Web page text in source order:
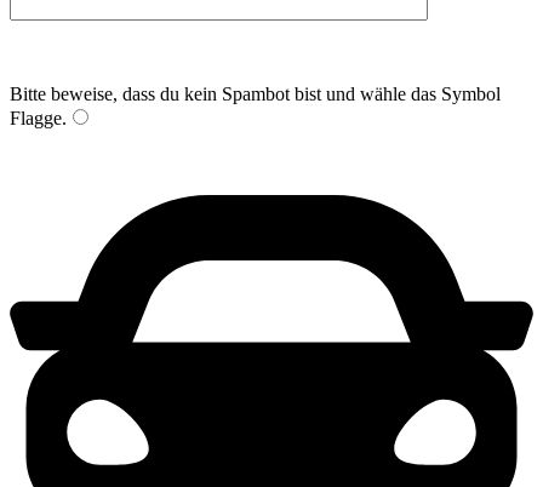
Bitte beweise, dass du kein Spambot bist und wähle das Symbol
Flagge.